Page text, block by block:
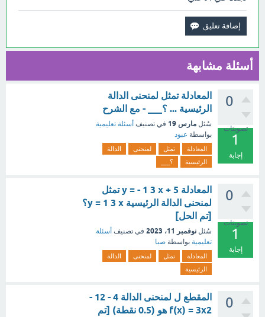
أسئلة مشابهة
0
تصويتات
1
إجابة
المعادلة تمثل لمنحنى الدالة
الرئيسية ... ؟___ - مع الشرح
سُئل مارس 19 في تصنيف أسئلة تعليمية
بواسطة عبود
المعادلة تمثل لمنحنى
الدالة
الرئيسية
؟___
0
تصويتات
1
إجابة
المعادلة y = - 1 3 x + 5 تمثل
لمنحنى الدالة الرئيسية y = 1 3 x؟
[تم الحل]
سُئل نوفمبر 11، 2023 في تصنيف أسئلة
تعليمية بواسطة صبا
المعادلة تمثل لمنحنى
الدالة
الرئيسية
0
المقطع ل لمنحنى الدالة 4 - 12 -
f(x) = 3x2 هو (0.5 نقطة) [تم